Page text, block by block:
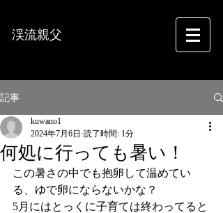
渓流親父
記事
何処に行っても暑い！
kuwano1
2024年7月6日 読了時間: 1分
この暑さの中でも抱卵して温めてい
る、ゆで卵にならないかな？
5月にはとっくに子育ては終わってると